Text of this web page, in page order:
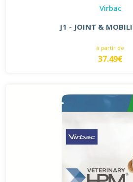
Virbac
J1 - JOINT &
à partir de
37.49€